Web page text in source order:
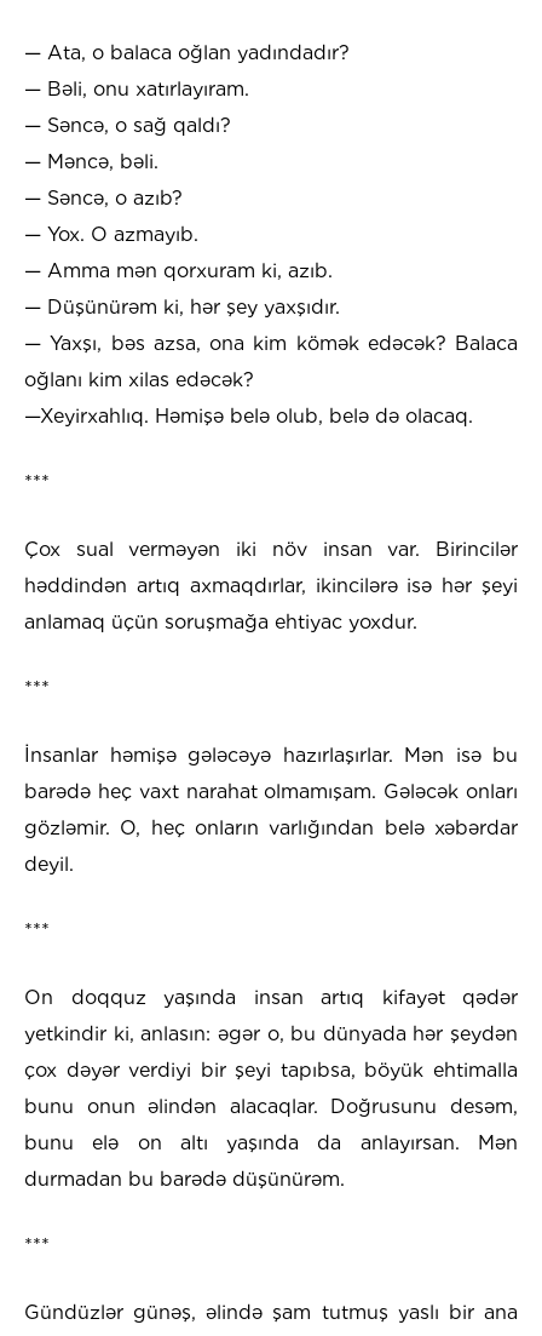
— Ata, o balaca oğlan yadındadır?
— Bəli, onu xatırlayıram.
— Səncə, o sağ qaldı?
— Məncə, bəli.
— Səncə, o azıb?
— Yox. O azmayıb.
— Amma mən qorxuram ki, azıb.
— Düşünürəm ki, hər şey yaxşıdır.
— Yaxşı, bəs azsa, ona kim kömək edəcək? Balaca
oğlanı kim xilas edəcək?
—Xeyirxahlıq. Həmişə belə olub, belə də olacaq.
***
Çox sual verməyən iki növ insan var. Birincilər
həddindən artıq axmaqdırlar, ikincilərə isə hər şeyi
anlamaq üçün soruşmağa ehtiyac yoxdur.
***
İnsanlar həmişə gələcəyə hazırlaşırlar. Mən isə bu
barədə heç vaxt narahat olmamışam. Gələcək onları
gözləmir. O, heç onların varlığından belə xəbərdar
deyil.
***
On doqquz yaşında insan artıq kifayət qədər
yetkindir ki, anlasın: əgər o, bu dünyada hər şeydən
çox dəyər verdiyi bir şeyi tapıbsa, böyük ehtimalla
bunu onun əlindən alacaqlar. Doğrusunu desəm,
bunu elə on altı yaşında da anlayırsan. Mən
durmadan bu barədə düşünürəm.
***
Gündüzlər günəş, əlində şam tutmuş yaslı bir ana